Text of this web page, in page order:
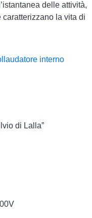
delle attività,
la vita di
interno
di Lalla”